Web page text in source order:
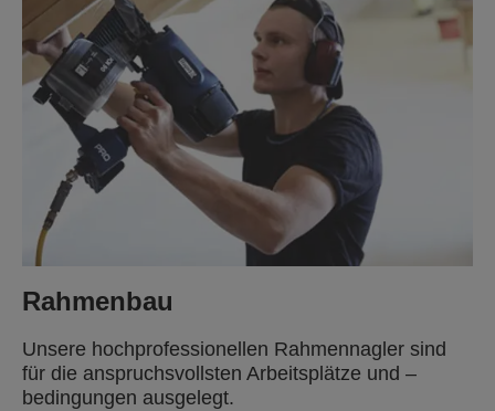
Rahmenbau
Unsere hochprofessionellen Rahmennagler sind
für die anspruchsvollsten Arbeitsplätze und –
bedingungen ausgelegt.